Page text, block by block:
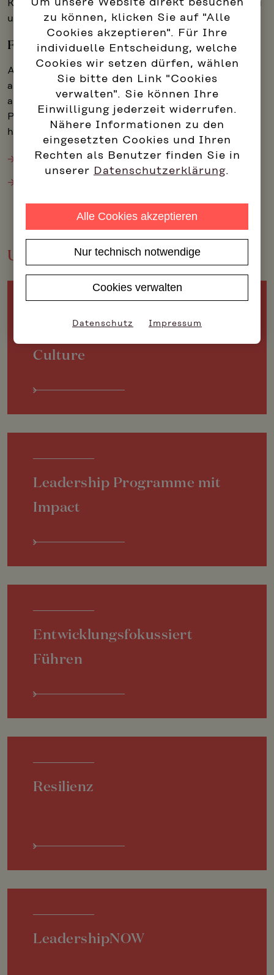
Kompetenz, Rolle und Wirkung systematisch zu
unterstützen.
Führen in fordernden Zeiten
Angebote für Führungskräfte in
außergewöhnlichen Zeiten – mit einem Fokus
auf Selbstmanagement, Resilienz, persönlicher
Präsenz und Wirksamkeit unter
herausfordernden Bedingungen:
LeadershipNOW
Unsere Leistungen für Leadership:
Führungsgrundsätze &
Culture
Leadership Programme mit
Impact
Entwicklungsfokussiert
Führen
Resilienz
LeadershipNOW
Um unsere Website direkt besuchen
zu können, klicken Sie auf "Alle
Cookies akzeptieren". Für Ihre
individuelle Entscheidung, welche
Cookies wir setzen dürfen, wählen
Sie bitte den Link "Cookies
verwalten". Sie können Ihre
Einwilligung jederzeit widerrufen.
Nähere Informationen zu den
eingesetzten Cookies und Ihren
Rechten als Benutzer finden Sie in
unserer Datenschutzerklärung.
Alle Cookies akzeptieren
Nur technisch notwendige
Cookies verwalten
Datenschutz Impressum